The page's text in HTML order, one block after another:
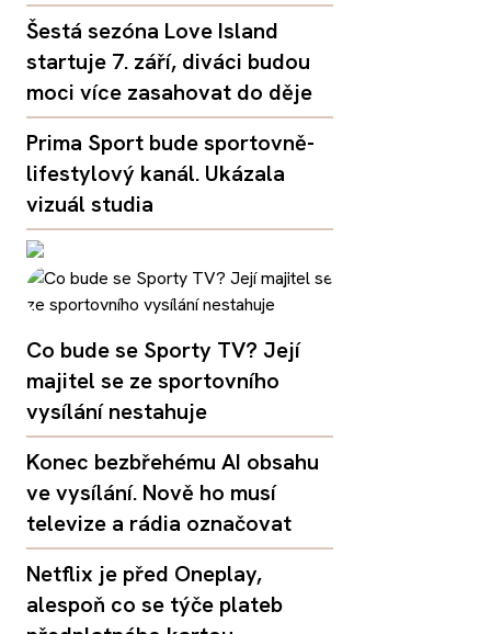
Šestá sezóna Love Island
startuje 7. září, diváci budou
moci více zasahovat do děje
Prima Sport bude sportovně-
lifestylový kanál. Ukázala
vizuál studia
Co bude se Sporty TV? Její
majitel se ze sportovního
vysílání nestahuje
Konec bezbřehému AI obsahu
ve vysílání. Nově ho musí
televize a rádia označovat
Netflix je před Oneplay,
alespoň co se týče plateb